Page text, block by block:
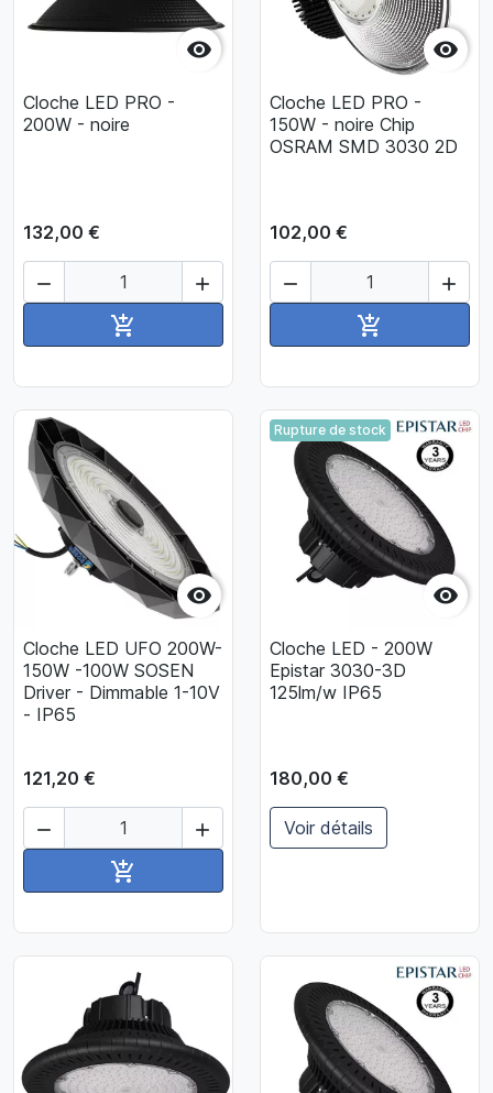

Cloche LED PRO -
200W - noire
132,00 €
 


Cloche LED PRO -
150W - noire Chip
OSRAM SMD 3030 2D
102,00 €
 


Cloche LED UFO 200W-
150W -100W SOSEN
Driver - Dimmable 1-10V
- IP65
121,20 €
 

Rupture de stock

Cloche LED - 200W
Epistar 3030-3D
125lm/w IP65
180,00 €
Voir détails